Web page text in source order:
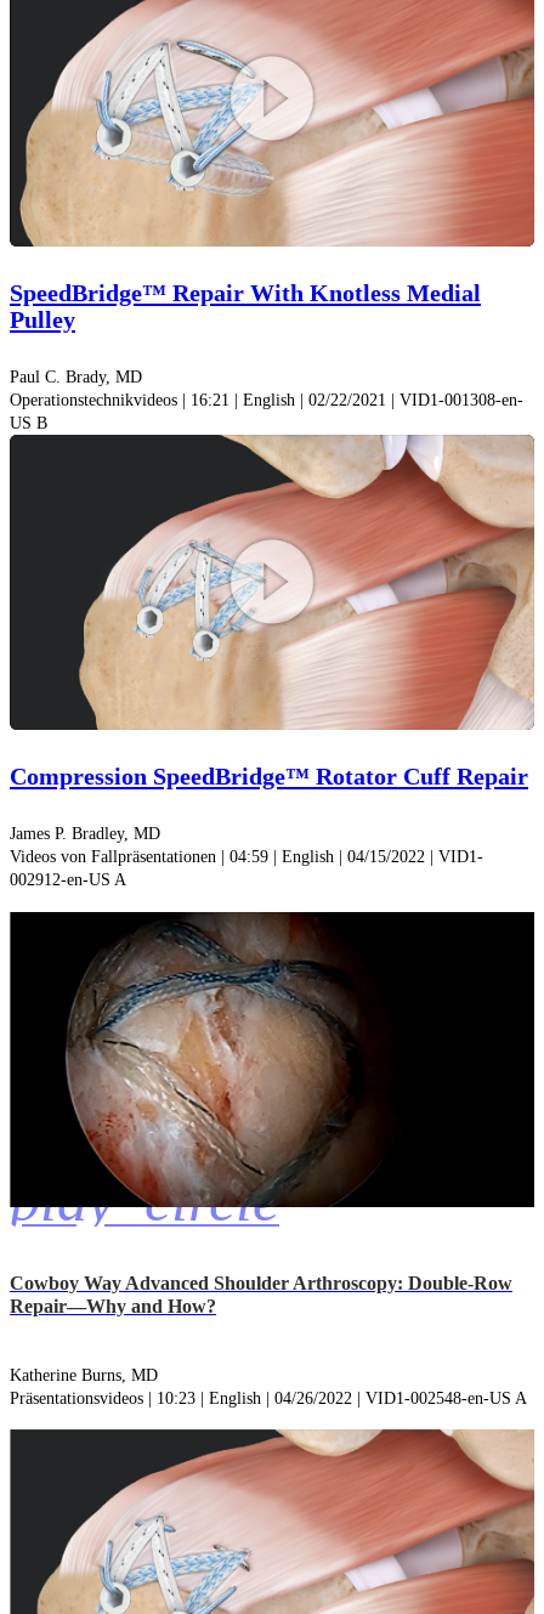
Video
SpeedBridge™ Repair With Knotless Medial
Pulley
Paul C. Brady, MD
Operationstechnikvideos | 16:21 | English | 02/22/2021 | VID1-001308-en-
US B
Video
Compression SpeedBridge™ Rotator Cuff Repair
James P. Bradley, MD
Videos von Fallpräsentationen | 04:59 | English | 04/15/2022 | VID1-
002912-en-US A
play_circle
Cowboy Way Advanced Shoulder Arthroscopy: Double-Row
Repair—Why and How?
Katherine Burns, MD
Präsentationsvideos | 10:23 | English | 04/26/2022 | VID1-002548-en-US A